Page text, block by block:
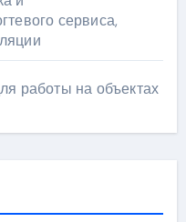
сервиса,
работы на объектах